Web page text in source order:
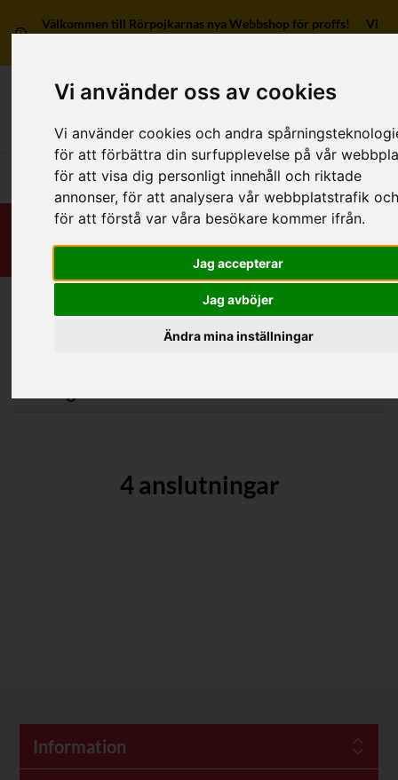
Vi använder oss av cookies
Vi använder cookies och andra
för att förbättra din surfupplevelse på vår
för att visa dig personligt innehåll och riktade
annonser, för att analysera vår webbplatstrafik
för att förstå var våra besökare kommer ifrån.
Jag accepterar
Jag avböjer
Ändra mina inställningar
Välkommen till Rörpojkarnas nya Webbshop för proffs! Vi
Huvudmeny
/ RSK-Kategorier / Rördelar & Kopplingar
/
Av plast / 4 anslutningar
4 anslutningar
Information